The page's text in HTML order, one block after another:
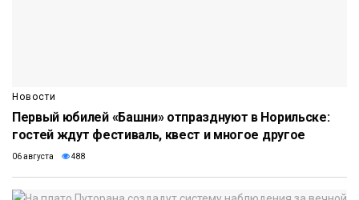
Новости
Первый юбилей «Башни» отпразднуют в Норильске:
гостей ждут фестиваль, квест и многое другое
06 августа 488